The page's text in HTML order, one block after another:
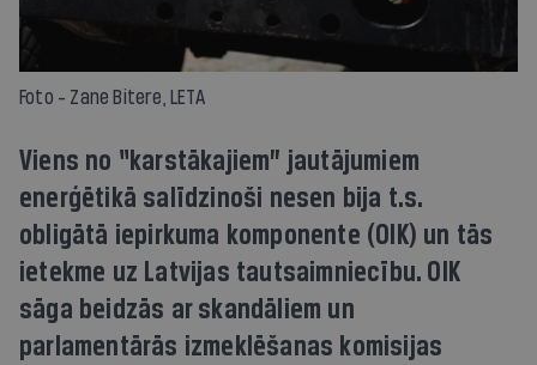
Foto - Zane Bitere, LETA
Viens no “karstākajiem” jautājumiem
enerģētikā salīdzinoši nesen bija t.s.
obligātā iepirkuma komponente (OIK) un tās
ietekme uz Latvijas tautsaimniecību. OIK
sāga beidzās ar skandāliem un
parlamentārās izmeklēšanas komisijas